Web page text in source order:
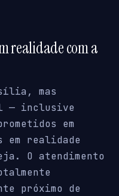
realidade com a
mas
— inclusive
em
em realidade
O atendimento
próximo de